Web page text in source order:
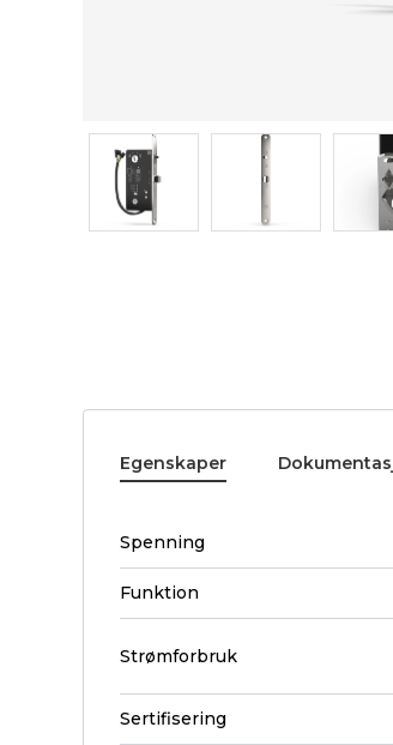
Egenskaper
Spenning
Funktion
Strømforbruk
Sertifisering